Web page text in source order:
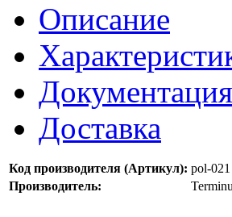
Описание
Документация
Доставка
Код производителя (Артикул): pol-021
Производитель: